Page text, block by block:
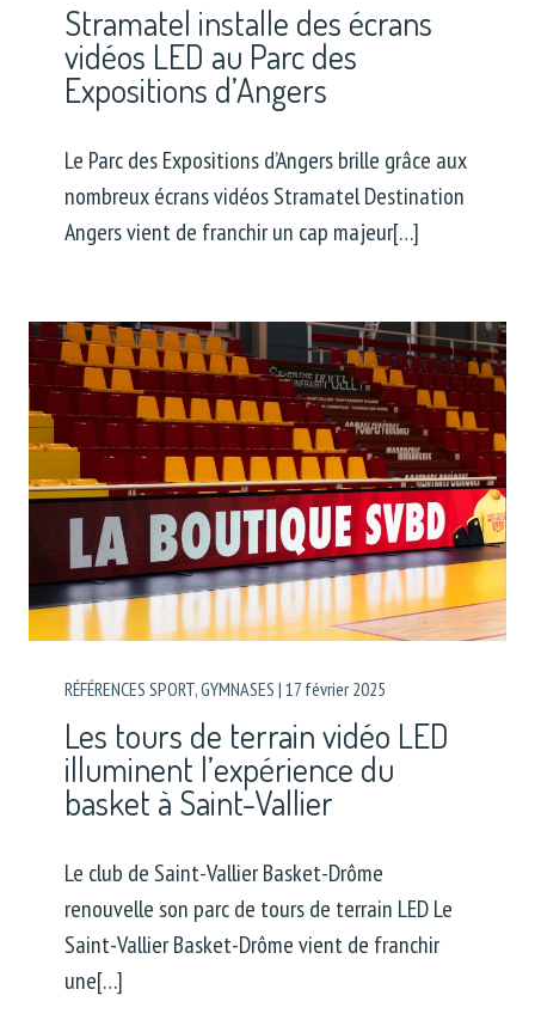
Stramatel installe des écrans
vidéos LED au Parc des
Expositions d’Angers
Le Parc des Expositions d’Angers brille grâce aux
nombreux écrans vidéos Stramatel Destination
Angers vient de franchir un cap majeur[…]
RÉFÉRENCES SPORT,GYMNASES | 17 février 2025
Les tours de terrain vidéo LED
illuminent l’expérience du
basket à Saint-Vallier
Le club de Saint-Vallier Basket-Drôme
renouvelle son parc de tours de terrain LED Le
Saint-Vallier Basket-Drôme vient de franchir
une[…]